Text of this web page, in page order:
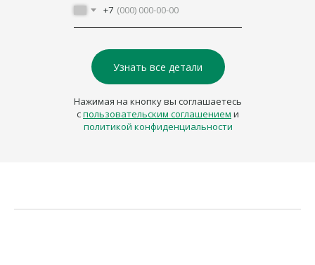
+7
Узнать все детали
Нажимая на кнопку вы соглашаетесь
спользовательским соглашением и
политикой конфиденциальности